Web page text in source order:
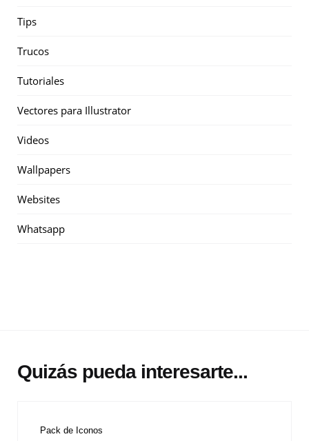
Tips
Trucos
Tutoriales
Vectores para Illustrator
Videos
Wallpapers
Websites
Whatsapp
Quizás pueda interesarte...
Pack de Iconos